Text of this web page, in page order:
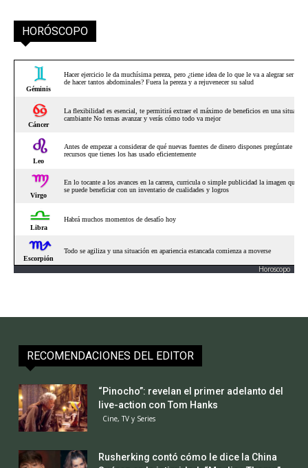
HORÓSCOPO
Horoscopo
RECOMENDACIONES DEL EDITOR
“Pinocho”: revelan el primer adelanto del
live-action con Tom Hanks
Cine, TV y Series
Rusherking contó cómo le dice la China